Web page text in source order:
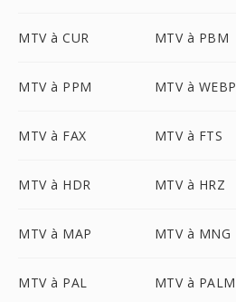
MTV à CUR MTV à PBM
MTV à PPM MTV à WEBP
MTV à FAX MTV à FTS
MTV à HDR MTV à HRZ
MTV à MAP MTV à MNG
MTV à PAL MTV à PALM